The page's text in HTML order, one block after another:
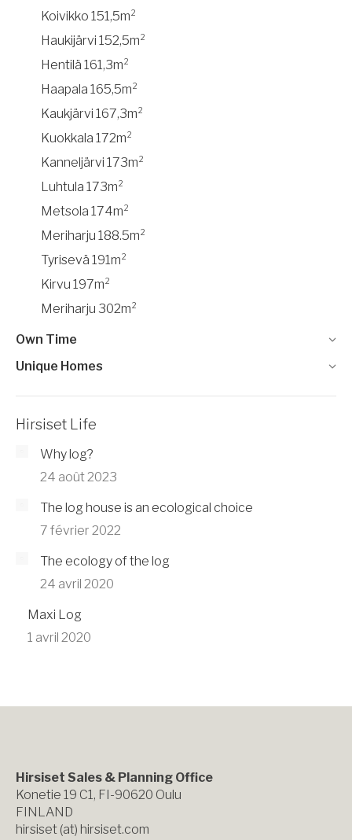
Koivikko 151,5m²
Haukijärvi 152,5m²
Hentilä 161,3m²
Haapala 165,5m²
Kaukjärvi 167,3m²
Kuokkala 172m²
Kanneljärvi 173m²
Luhtula 173m²
Metsola 174m²
Meriharju 188.5m²
Tyrisevä 191m²
Kirvu 197m²
Meriharju 302m²
Own Time
Unique Homes
Hirsiset Life
Why log?
24 août 2023
The log house is an ecological choice
7 février 2022
The ecology of the log
24 avril 2020
Maxi Log
1 avril 2020
Hirsiset Sales & Planning Office
Konetie 19 C1, FI-90620 Oulu
FINLAND
hirsiset (at) hirsiset.com